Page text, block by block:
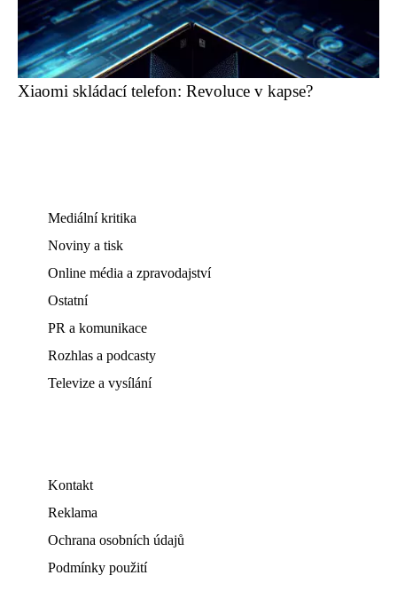
Xiaomi skládací telefon: Revoluce v kapse?
Mediální kritika
Noviny a tisk
Online média a zpravodajství
Ostatní
PR a komunikace
Rozhlas a podcasty
Televize a vysílání
Kontakt
Reklama
Ochrana osobních údajů
Podmínky použití